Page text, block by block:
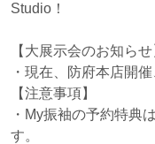
Studio！
【大展示会のお知らせ
・現在、防府本店開
【注意事項】
・My振袖の予約特典
す。